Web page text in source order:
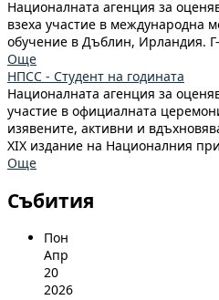
Националната агенция за
взеха участие в международна
обучение в Дъблин, Ирландия.
Още
НПСС - Студент на годината
Националната агенция за
участие в официалната
изявените, активни и
ХІХ издание на Националния
Още
Събития
Пон
Апр
20
2026